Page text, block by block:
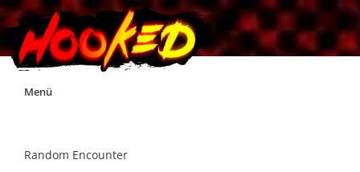
Skip
Menü
Random Encounter